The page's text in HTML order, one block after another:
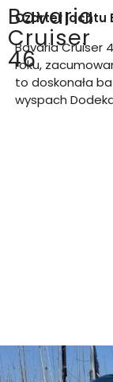
Bavaria
Cruiser
46
Czarter jachtu
Bavaria Cruiser
roku,
to doskonała
wyspach